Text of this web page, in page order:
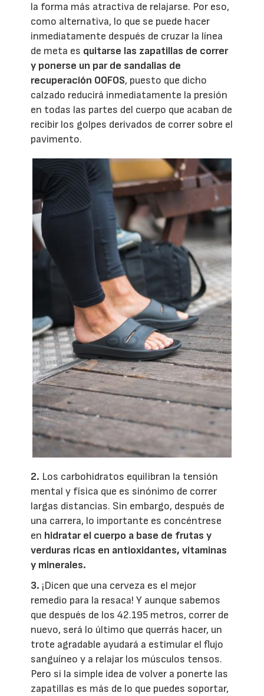
la forma más atractiva de relajarse. Por eso,
como alternativa, lo que se puede hacer
inmediatamente después de cruzar la línea
de meta es quitarse las zapatillas de correr
y ponerse un par de sandalias de
recuperación OOFOS, puesto que dicho
calzado reducirá inmediatamente la presión
en todas las partes del cuerpo que acaban de
recibir los golpes derivados de correr sobre el
pavimento.
2. Los carbohidratos equilibran la tensión
mental y física que es sinónimo de correr
largas distancias. Sin embargo, después de
una carrera, lo importante es concéntrese
en hidratar el cuerpo a base de frutas y
verduras ricas en antioxidantes, vitaminas
y minerales.
3. ¡Dicen que una cerveza es el mejor
remedio para la resaca! Y aunque sabemos
que después de los 42.195 metros, correr de
nuevo, será lo último que querrás hacer, un
trote agradable ayudará a estimular el flujo
sanguíneo y a relajar los músculos tensos.
Pero si la simple idea de volver a ponerte las
zapatillas es más de lo que puedes soportar,